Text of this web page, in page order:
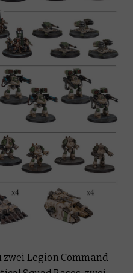
Legion Command